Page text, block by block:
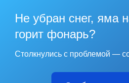
Не убран снег, яма
горит фонарь?
Столкнулись с проблемой —